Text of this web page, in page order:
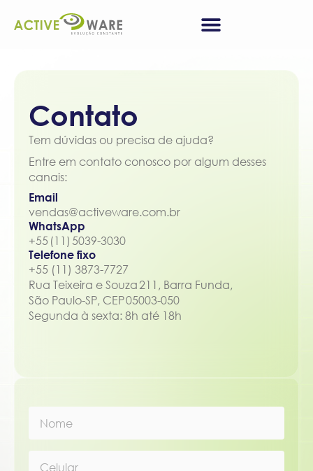
Contato
Tem dúvidas ou precisa de ajuda?
Entre em contato conosco por algum desses
canais:
Email
vendas@activeware.com.br
WhatsApp
+55 (11) 5039-3030
Telefone fixo
+55 (11) 3873-7727
Rua Teixeira e Souza 211, Barra Funda,
São Paulo-SP, CEP 05003-050
Segunda à sexta: 8h até 18h